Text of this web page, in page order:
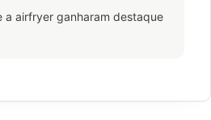
a airfryer ganharam destaque